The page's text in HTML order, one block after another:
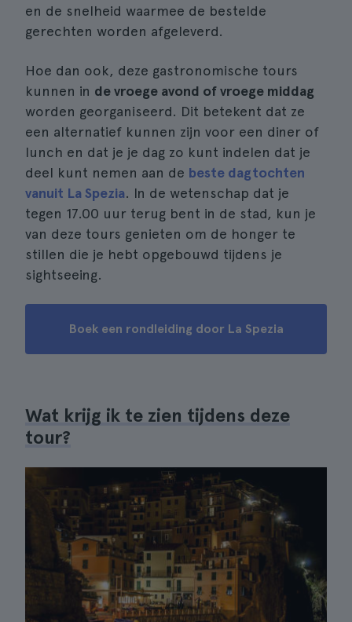
en de snelheid waarmee de bestelde
gerechten worden afgeleverd.
Hoe dan ook, deze gastronomische tours
kunnen in de vroege avond of vroege middag
worden georganiseerd. Dit betekent dat ze
een alternatief kunnen zijn voor een diner of
lunch en dat je je dag zo kunt indelen dat je
deel kunt nemen aan de beste dagtochten
vanuit La Spezia. In de wetenschap dat je
tegen 17.00 uur terug bent in de stad, kun je
van deze tours genieten om de honger te
stillen die je hebt opgebouwd tijdens je
sightseeing.
Boek een rondleiding door La Spezia
Wat krijg ik te zien tijdens deze
tour?